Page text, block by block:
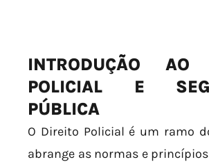
INTRODUÇÃO AO
POLICIAL E
PÚBLICA
O Direito Policial é um ramo
abrange as normas e